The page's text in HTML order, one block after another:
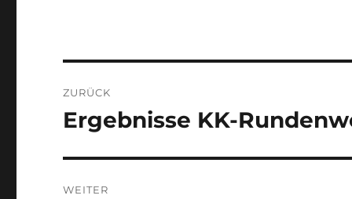
ZURÜCK
Vorheriger
Ergebnisse KK-
WEITER